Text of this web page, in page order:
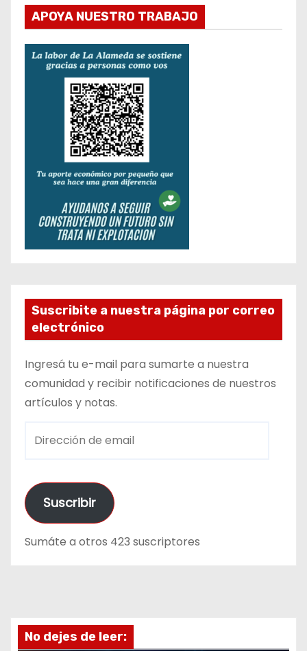
APOYA NUESTRO TRABAJO
Suscribite a nuestra página por correo
electrónico
Ingresá tu e-mail para sumarte a nuestra
comunidad y recibir notificaciones de nuestros
artículos y notas.
e
c
i
e
e
Suscribir
Sumáte a otros 423 suscriptores
No dejes de leer: